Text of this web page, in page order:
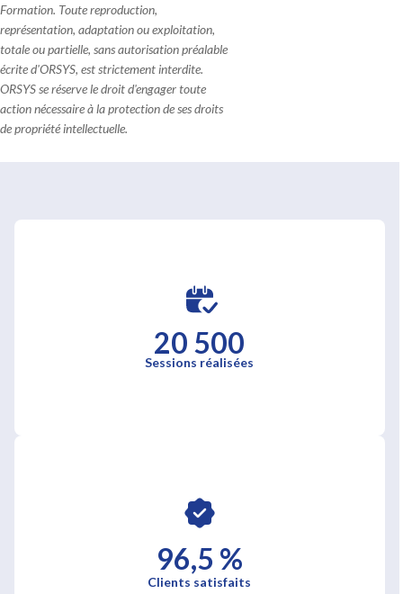
Formation. Toute reproduction,
représentation, adaptation ou exploitation,
totale ou partielle, sans autorisation préalable
écrite d'ORSYS, est strictement interdite.
ORSYS se réserve le droit d'engager toute
action nécessaire à la protection de ses droits
de propriété intellectuelle.
20 500
Sessions réalisées
96,5 %
Clients satisfaits